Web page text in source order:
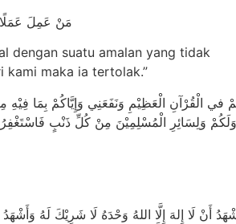
مَنْ عَمِلَ عَمَلًا
dengan suatu amalan yang tidak
kami maka ia tertolak.”
في الْقُرْآنِ الْعَظِيْمِ وَنَفَعَنِي وَإِيَّاكُمْ بِمَا فِيْهِ
أَنْ لَا إِلهَ إِلَّا اللهُ وَحْدَهُ لَا شَرِيْكَ لَهُ